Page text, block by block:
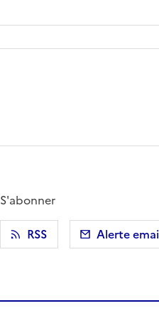
S'abonner
RSS
Alerte